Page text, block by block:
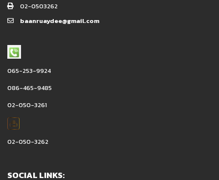
02-0503262
baanruaydee@gmail.com
065-253-9924
086-465-9485
02-050-3261
02-050-3262
SOCIAL LINKS: